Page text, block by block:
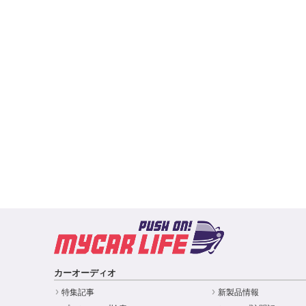
カーオーディオ
特集記事
新製品情報